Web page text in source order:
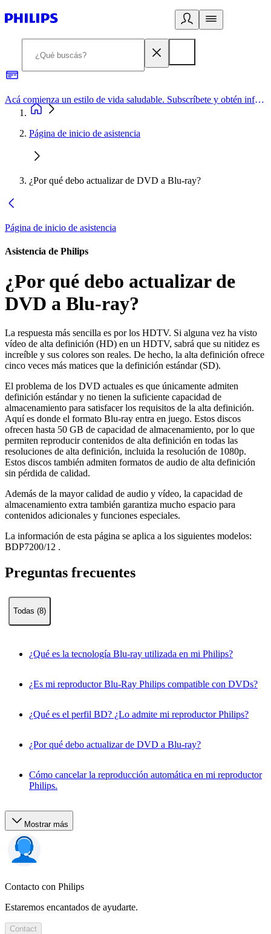
Acá comienza un estilo de vida saludable. Subscríbete y obtén información de primera mano
Página de inicio de asistencia
¿Por qué debo actualizar de DVD a Blu-ray?
Página de inicio de asistencia
Asistencia de Philips
¿Por qué debo actualizar de
DVD a Blu-ray?
La respuesta más sencilla es por los HDTV. Si alguna vez ha visto
vídeo de alta definición (HD) en un HDTV, sabrá que su nitidez es
increíble y sus colores son reales. De hecho, la alta definición ofrece
cinco veces más matices que la definición estándar (SD).
El problema de los DVD actuales es que únicamente admiten
definición estándar y no tienen la suficiente capacidad de
almacenamiento para satisfacer los requisitos de la alta definición.
Aquí es donde el formato Blu-ray entra en juego. Estos discos
ofrecen hasta 50 GB de capacidad de almacenamiento, por lo que
permiten reproducir contenidos de alta definición en todas las
resoluciones de alta definición, incluida la resolución de 1080p.
Estos discos también admiten formatos de audio de alta definición
sin pérdida de calidad.
Además de la mayor calidad de audio y vídeo, la capacidad de
almacenamiento extra también garantiza mucho espacio para
contenidos adicionales y funciones especiales.
La información de esta página se aplica a los siguientes modelos:
BDP7200/12 .
Preguntas frecuentes
Todas (8)
¿Qué es la tecnología Blu-ray utilizada en mi Philips?
¿Es mi reproductor Blu-Ray Philips compatible con DVDs?
¿Qué es el perfil BD? ¿Lo admite mi reproductor Philips?
¿Por qué debo actualizar de DVD a Blu-ray?
Cómo cancelar la reproducción automática en mi reproductor
Philips.
Mostrar más
Contacto con Philips
Estaremos encantados de ayudarte.
Contact